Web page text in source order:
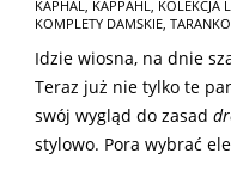
06-
KAPHAL, KAPPAHL, KOLEKCJA
KOMPLETY DAMSKIE, TARANKO
Idzie wiosna, na dnie
Teraz już nie tylko te
swój wygląd do zasad
stylowo. Pora wybrać